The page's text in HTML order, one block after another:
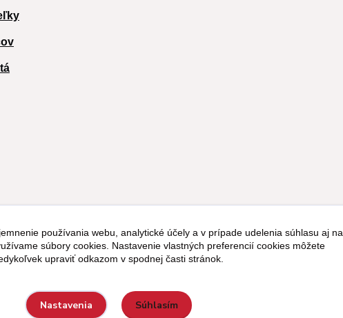
používania webu, analytické účely a v prípade udelenia súhlasu aj na
súbory cookies. Nastavenie vlastných preferencií cookies môžete
upraviť odkazom v spodnej časti stránok.
Nastavenia Súhlasím